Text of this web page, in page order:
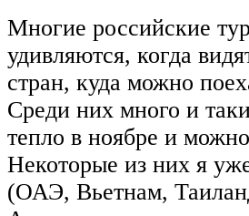
Многие российские
удивляются, когда
стран, куда можно
Среди них много и
тепло в ноябре и
Некоторые из них я
(ОАЭ, Вьетнам,